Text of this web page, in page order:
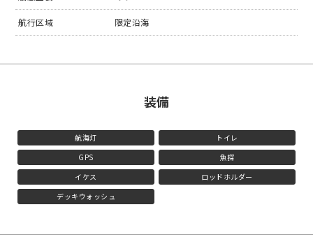
航行区域 限定沿海
装備
航海灯
トイレ
GPS
魚探
イケス
ロッドホルダー
デッキウォッシュ